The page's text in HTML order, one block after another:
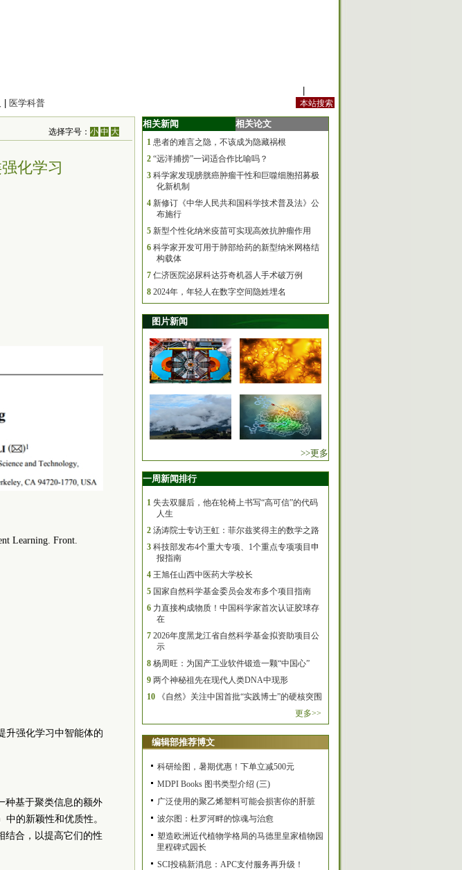
医学科普
选择字号：小 中 大
化学习
Learning. Front.
升强化学习中智能体的
种基于聚类信息的额外
的新颖性和优质性。
结合，以提高它们的性
相关新闻 相关论文
1 患者的难言之隐，不该成为隐藏祸根
2 “远洋捕捞”一词适合作比喻吗？
3 科学家发现膀胱癌肿瘤干性和巨噬细胞招募极
化新机制
4 新修订《中华人民共和国科学技术普及法》公
布施行
5 新型个性化纳米疫苗可实现高效抗肿瘤作用
6 科学家开发可用于肺部给药的新型纳米网格结
构载体
7 仁济医院泌尿科达芬奇机器人手术破万例
8 2024年，年轻人在数字空间隐姓埋名
图片新闻
>>更多
一周新闻排行
1 失去双腿后，他在轮椅上书写“高可信”的代码
人生
2 汤涛院士专访王虹：菲尔兹奖得主的数学之路
3 科技部发布4个重大专项、1个重点专项项目申
报指南
4 王旭任山西中医药大学校长
5 国家自然科学基金委员会发布多个项目指南
6 力直接构成物质！中国科学家首次认证胶球存
在
7 2026年度黑龙江省自然科学基金拟资助项目公
示
8 杨周旺：为国产工业软件锻造一颗“中国心”
9 两个神秘祖先在现代人类DNA中现形
10
《自然》关注中国首批“实践博士”的硬核突围
更多>>
编辑部推荐博文
科研绘图，暑期优惠！下单立减500元
MDPI Books 图书类型介绍 (三)
广泛使用的聚乙烯塑料可能会损害你的肝脏
波尔图：杜罗河畔的惊魂与治愈
塑造欧洲近代植物学格局的马德里皇家植物园
里程碑式园长
SCI投稿新消息：APC支付服务再升级！